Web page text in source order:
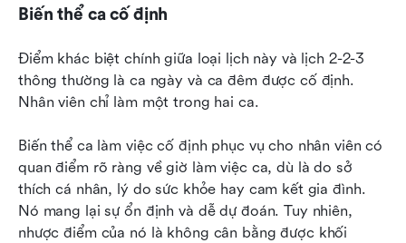
Biến thể ca cố định
Điểm khác biệt chính giữa loại lịch này và lịch 2-2-3
thông thường là ca ngày và ca đêm được cố định.
Nhân viên chỉ làm một trong hai ca.
Biến thể ca làm việc cố định phục vụ cho nhân viên có
quan điểm rõ ràng về giờ làm việc ca, dù là do sở
thích cá nhân, lý do sức khỏe hay cam kết gia đình.
Nó mang lại sự ổn định và dễ dự đoán. Tuy nhiên,
nhược điểm của nó là không cân bằng được khối